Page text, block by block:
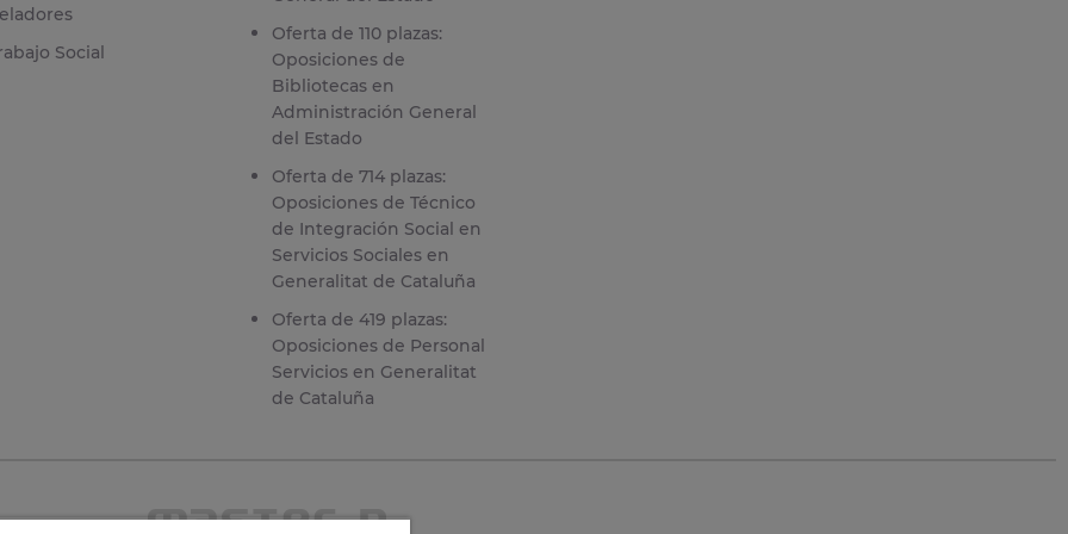
Social
Oferta de 110 plazas:
Oposiciones de
Bibliotecas en
Administración General
del Estado
Oferta de 714 plazas:
Oposiciones de Técnico
de Integración Social en
Servicios Sociales en
Generalitat de Cataluña
Oferta de 419 plazas:
Oposiciones de Personal
Servicios en Generalitat
de Cataluña